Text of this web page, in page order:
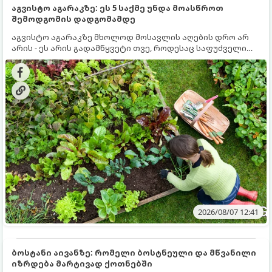
აგვისტო აგარაკზე: ეს 5 საქმე უნდა მოასწროთ
შემოდგომის დადგომამდე
აგვისტო აგარაკზე მხოლოდ მოსავლის აღების დრო არ
არის - ეს არის გადამწყვეტი თვე, როდესაც საფუძველი
ეყრება მომავალი წლის მოსავალს და ბაღი მზადდება
შემოდგომა-ზამთრის სეზონისთვის. იმისათვის, რომ
ნიადაგმა ენერგია აღიდგინოს, ხოლო მცენარეებმა
ზამთარს გაუძლონ, აგვისტოს ბოლომდე 5
მნიშვნელოვანი საქმის გაკეთება უნდა მოასწროთ:
2026/08/07 12:41
ბოსტანი აივანზე: რომელი ბოსტნეული და მწვანილი
იზრდება მარტივად ქოთნებში